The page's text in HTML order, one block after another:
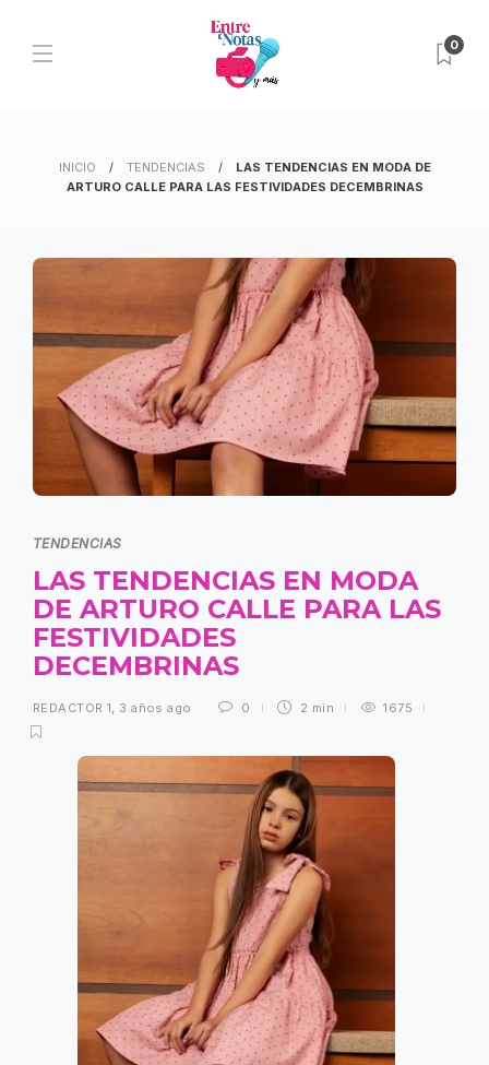
0
INICIO TENDENCIAS
LAS TENDENCIAS EN MODA DE
ARTURO CALLE PARA LAS FESTIVIDADES DECEMBRINAS
TENDENCIAS
LAS TENDENCIAS EN MODA
DE ARTURO CALLE PARA LAS
FESTIVIDADES
DECEMBRINAS
REDACTOR 1, 3 años ago 0 2 min 1675